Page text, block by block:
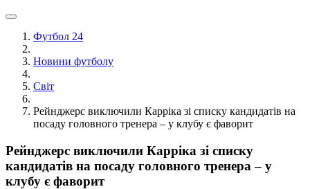
Футбол 24
Новини футболу
Світ
Рейнджерс виключили Карріка зі списку кандидатів на
посаду головного тренера – у клубу є фаворит
Рейнджерс виключили Карріка зі списку
кандидатів на посаду головного тренера – у
клубу є фаворит